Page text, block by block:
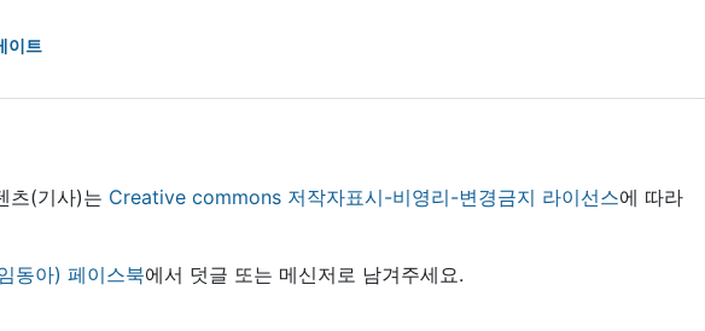
이트
츠(기사)는 Creative commons 저작자표시-비영리-변경금지 라이선스에 따라
동아) 페이스북에서 덧글 또는 메신저로 남겨주세요.